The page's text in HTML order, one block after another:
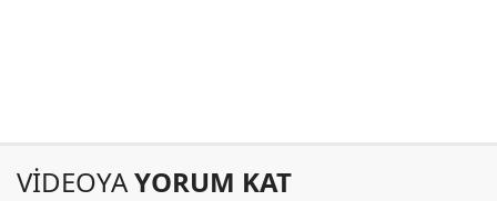
VİDEOYAYORUM KAT